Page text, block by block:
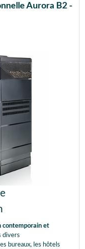
Aurora B2 -
contemporain et
divers
bureaux, les hôtels